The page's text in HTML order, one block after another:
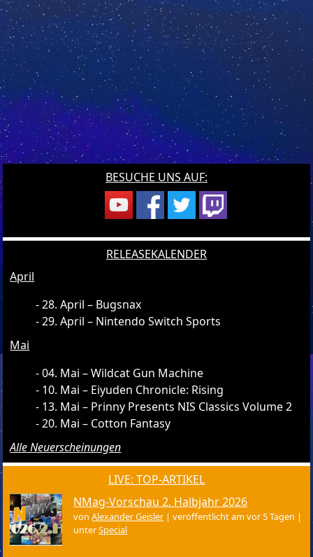
BESUCHE UNS AUF:
RELEASEKALENDER
April
28. April – Bugsnax
29. April – Nintendo Switch Sports
Mai
04. Mai – Wildcat Gun Machine
10. Mai – Eiyuden Chronicle: Rising
13. Mai – Prinny Presents NIS Classics Volume 2
20. Mai – Cotton Fantasy
Alle Neuerscheinungen
LIVE: TOP-ARTIKEL
NMag-Vorschau 2. Halbjahr 2026
vonAlexander Geisler |veröffentlicht am vor 5 Tagen |
unterSpecial